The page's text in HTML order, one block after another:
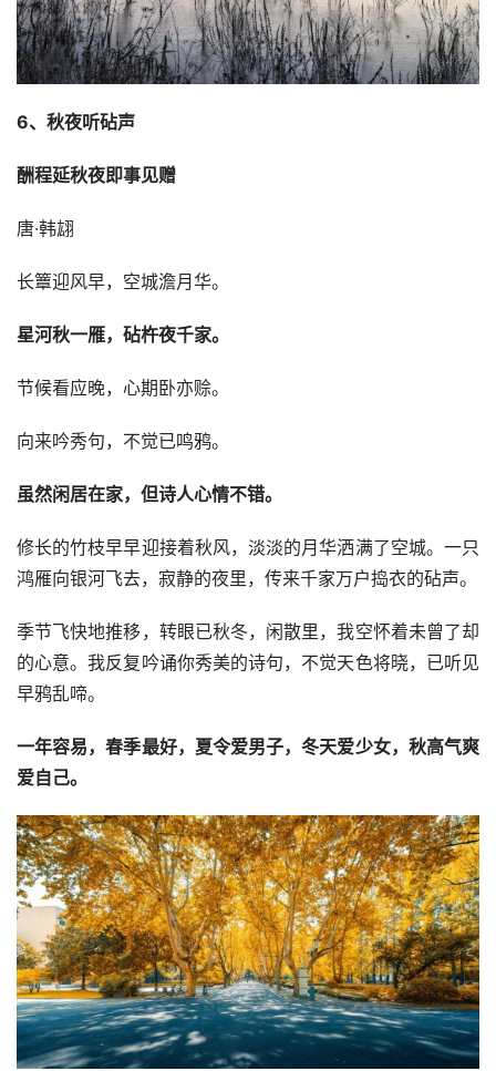
6、秋夜听砧声
酬程延秋夜即事见赠
唐·韩翃
长簟迎风早，空城澹月华。
星河秋一雁，砧杵夜千家。
节候看应晚，心期卧亦赊。
向来吟秀句，不觉已鸣鸦。
虽然闲居在家，但诗人心情不错。
修长的竹枝早早迎接着秋风，淡淡的月华洒满了空城。一只
鸿雁向银河飞去，寂静的夜里，传来千家万户捣衣的砧声。
季节飞快地推移，转眼已秋冬，闲散里，我空怀着未曾了却
的心意。我反复吟诵你秀美的诗句，不觉天色将晓，已听见
早鸦乱啼。
一年容易，春季最好，夏令爱男子，冬天爱少女，秋高气爽
爱自己。